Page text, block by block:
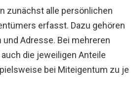
zunächst alle persönlichen
erfasst. Dazu gehören
Adresse. Bei mehreren
die jeweiligen Anteile
bei Miteigentum zu je